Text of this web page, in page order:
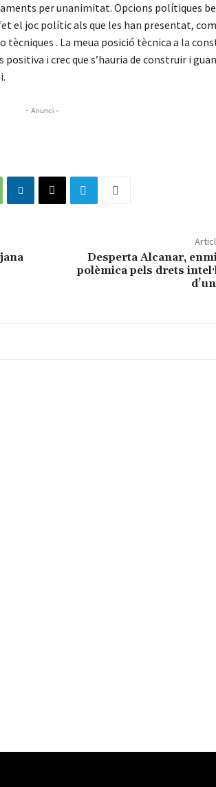
per unanimitat. Opcions polítiques
el joc polític als que les han presentat,
. La meua posició tècnica a la
positiva i crec que s’hauria de construir i
- Anunci -
Desperta Alcanar,
polèmica pels drets